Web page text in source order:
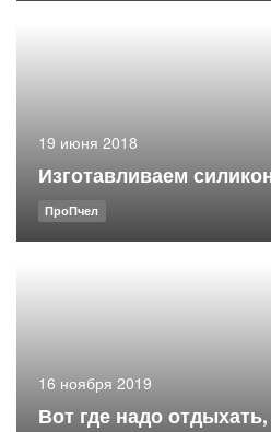
19 июня 2018
Изготавливаем
ПроПчел
16 ноября 2019
Вот где надо